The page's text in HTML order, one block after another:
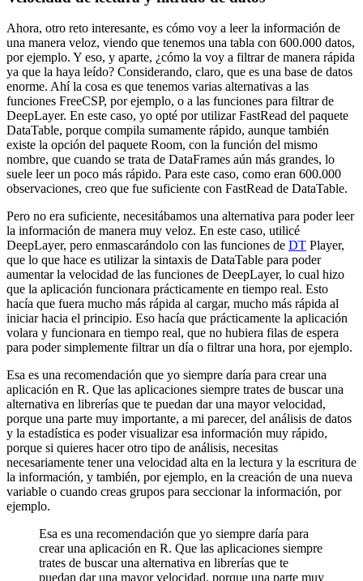
Ahora, otro reto interesante, es cómo voy a leer la información de
una manera veloz, viendo que tenemos una tabla con 600.000 datos,
por ejemplo. Y eso, y aparte, ¿cómo la voy a filtrar de manera rápida
ya que la haya leído? Considerando, claro, que es una base de datos
enorme. Ahí la cosa es que tenemos varias alternativas a las
funciones FreeCSP, por ejemplo, o a las funciones para filtrar de
DeepLayer. En este caso, yo opté por utilizar FastRead del paquete
DataTable, porque compila sumamente rápido, aunque también
existe la opción del paquete Room, con la función del mismo
nombre, que cuando se trata de DataFrames aún más grandes, lo
suele leer un poco más rápido. Para este caso, como eran 600.000
observaciones, creo que fue suficiente con FastRead de DataTable.
Pero no era suficiente, necesitábamos una alternativa para poder leer
la información de manera muy veloz. En este caso, utilicé
DeepLayer, pero enmascarándolo con las funciones de DT Player,
que lo que hace es utilizar la sintaxis de DataTable para poder
aumentar la velocidad de las funciones de DeepLayer, lo cual hizo
que la aplicación funcionara prácticamente en tiempo real. Esto
hacía que fuera mucho más rápida al cargar, mucho más rápida al
iniciar hacia el principio. Eso hacía que prácticamente la aplicación
volara y funcionara en tiempo real, que no hubiera filas de espera
para poder simplemente filtrar un día o filtrar una hora, por ejemplo.
Esa es una recomendación que yo siempre daría para crear una
aplicación en R. Que las aplicaciones siempre trates de buscar una
alternativa en librerías que te puedan dar una mayor velocidad,
porque una parte muy importante, a mi parecer, del análisis de datos
y la estadística es poder visualizar esa información muy rápido,
porque si quieres hacer otro tipo de análisis, necesitas
necesariamente tener una velocidad alta en la lectura y la escritura de
la información, y también, por ejemplo, en la creación de una nueva
variable o cuando creas grupos para seccionar la información, por
ejemplo.
Esa es una recomendación que yo siempre daría para
crear una aplicación en R. Que las aplicaciones siempre
trates de buscar una alternativa en librerías que te
puedan dar una mayor velocidad, porque una parte muy